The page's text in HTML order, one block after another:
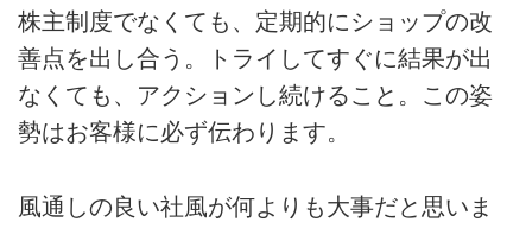
株主制度でなくても、定期的にショップの改
善点を出し合う。トライしてすぐに結果が出
なくても、アクションし続けること。この姿
勢はお客様に必ず伝わります。
風通しの良い社風が何よりも大事だと思いま